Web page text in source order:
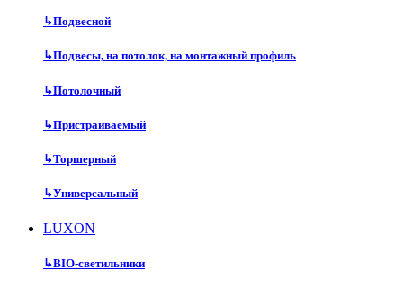
↳Подвесной
↳Подвесы, на потолок, на монтажный профиль
↳Потолочный
↳Пристраиваемый
↳Торшерный
↳Универсальный
LUXON
↳BIO-светильники